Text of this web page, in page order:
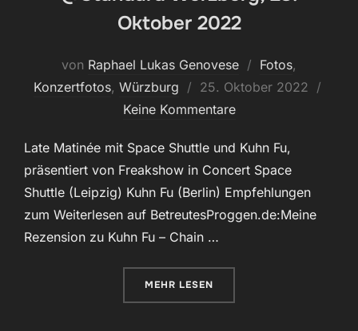
Oktober 2022
von Raphael Lukas Genovese Fotos,
Konzertfotos, Würzburg
Veröffentlicht
am
25. Oktober 2022
Keine Kommentare
Late Matinée mit Space Shuttle und Kuhn Fu,
präsentiert von Freakshow in Concert Space
Shuttle (Leipzig) Kuhn Fu (Berlin) Empfehlungen
zum Weiterlesen auf BetreutesProggen.de:Meine
Rezension zu Kuhn Fu – Chain …
MEHR ÜBER „KUHN FU & SPACE
LESEN